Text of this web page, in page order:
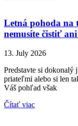
Letná pohoda na
nemusíte čistiť
13. July 2026
Predstavte si dokonalý
priateľmi alebo si len
Váš pohľad však
Čítať viac